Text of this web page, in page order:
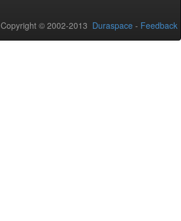
Copyright © 2002-2013 Duraspace - Feedback